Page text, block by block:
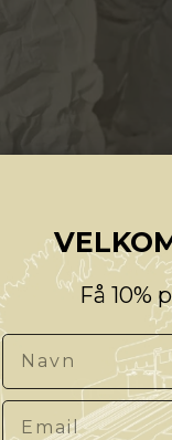
Få 10%
Navn
Email